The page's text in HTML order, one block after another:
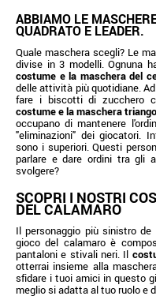
ABBIAMO LE
QUADRATO E LEADER.
Quale maschera scegli? Le
divise in 3 modelli. Ognuna
costume e la maschera del
delle attività più quotidiane.
fare i biscotti di zucchero
costume e la maschera
occupano di mantenere
"eliminazioni" dei giocatori.
sono i superiori. Questi
parlare e dare ordini tra gli
svolgere?
SCOPRI I NOSTRI
DEL CALAMARO
Il personaggio più sinistro
gioco del calamaro è
pantaloni e stivali neri. Il
otterrai insieme alla
sfidare i tuoi amici in questo
meglio si adatta al tuo ruolo e